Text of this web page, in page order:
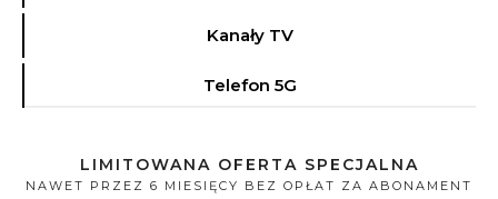
Kanały TV
Telefon 5G
LIMITOWANA OFERTA SPECJALNA
NAWET PRZEZ 6 MIESIĘCY BEZ OPŁAT ZA ABONAMENT